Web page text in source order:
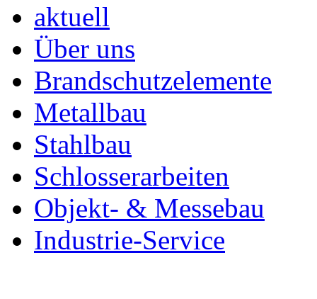
aktuell
Über uns
Brandschutzelemente
Metallbau
Stahlbau
Schlosserarbeiten
Objekt- & Messebau
Industrie-Service